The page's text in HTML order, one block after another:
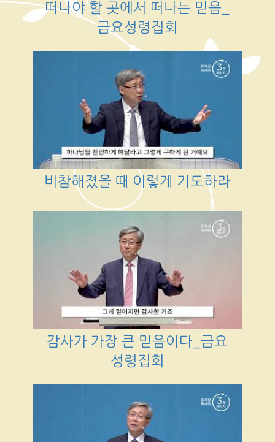
떠나야 할 곳에서 떠나는 믿음_
금요성령집회
비참해졌을 때 이렇게 기도하라
감사가 가장 큰 믿음이다_금요
성령집회